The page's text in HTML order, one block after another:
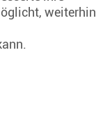
weiterhin